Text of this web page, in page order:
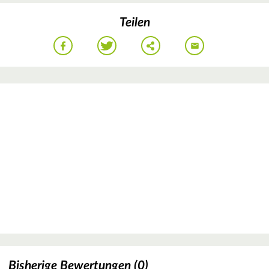
Teilen
Bisherige Bewertungen (0)